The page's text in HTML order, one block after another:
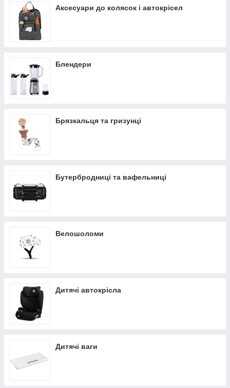
Аксесуари до колясок і автокрісел
Блендери
Брязкальця та гризунці
Бутербродниці та вафельниці
Велошоломи
Дитячі автокрісла
Дитячі ваги